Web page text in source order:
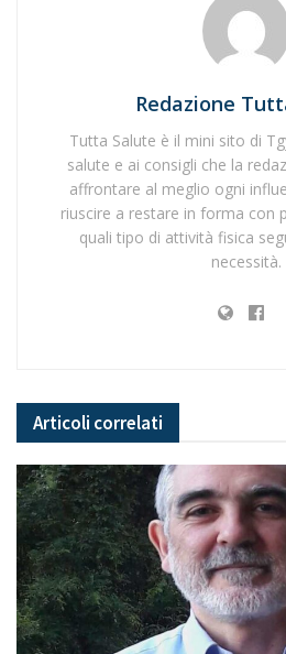
Redazione
Tutta Salute è il mini sito di
salute e ai consigli che la
affrontare al meglio ogni
riuscire a restare in forma con
quali tipo di attività fisica
necessità.
Articoli correlati